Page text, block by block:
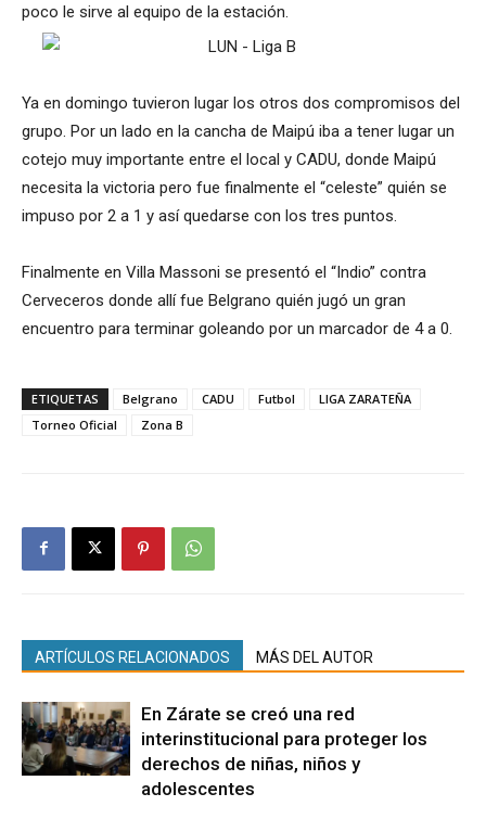
poco le sirve al equipo de la estación.
Ya en domingo tuvieron lugar los otros dos compromisos del
grupo. Por un lado en la cancha de Maipú iba a tener lugar un
cotejo muy importante entre el local y CADU, donde Maipú
necesita la victoria pero fue finalmente el “celeste” quién se
impuso por 2 a 1 y así quedarse con los tres puntos.
Finalmente en Villa Massoni se presentó el “Indio” contra
Cerveceros donde allí fue Belgrano quién jugó un gran
encuentro para terminar goleando por un marcador de 4 a 0.
ETIQUETAS Belgrano CADU Futbol
LIGA ZARATEÑA
Torneo Oficial
Zona B
ARTÍCULOS RELACIONADOS MÁS DEL AUTOR
En Zárate se creó una red
interinstitucional para proteger los
derechos de niñas, niños y
adolescentes